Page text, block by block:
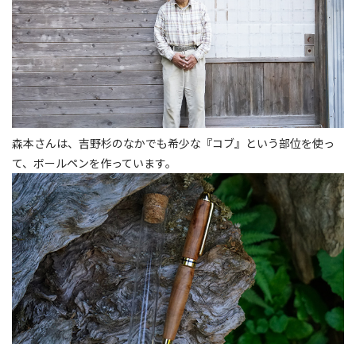
森本さんは、吉野杉のなかでも希少な『コブ』という部位を使っ
て、ボールペンを作っています。